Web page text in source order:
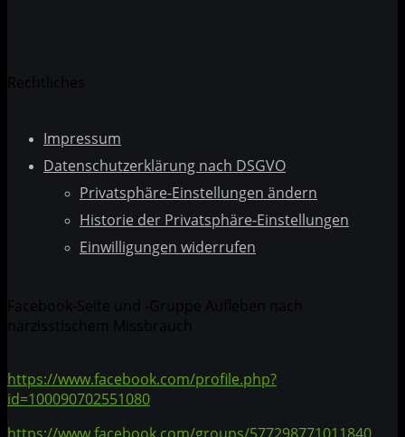
Rechtliches
Impressum
Datenschutzerklärung nach DSGVO
Privatsphäre-Einstellungen ändern
Historie der Privatsphäre-Einstellungen
Einwilligungen widerrufen
Facebook-Seite und -Gruppe Aufleben nach
narzisstischem Missbrauch
https://www.facebook.com/profile.php?
id=100090702551080